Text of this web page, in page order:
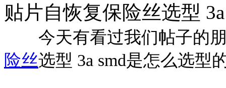
贴片自恢复保险丝选型
今天有看过我们帖子的朋
险丝选型 3a smd是怎么选型